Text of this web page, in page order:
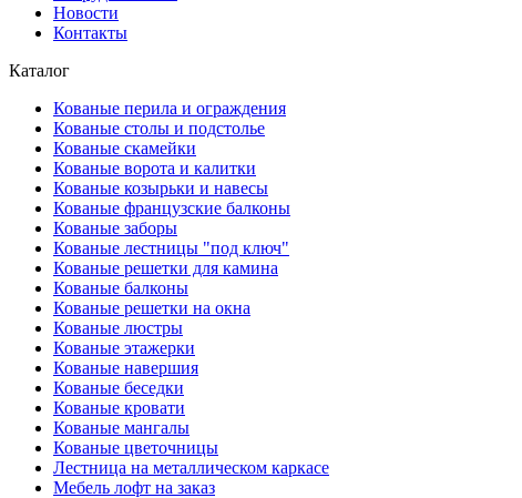
Новости
Контакты
Каталог
Кованые перила и ограждения
Кованые столы и подстолье
Кованые скамейки
Кованые ворота и калитки
Кованые козырьки и навесы
Кованые французские балконы
Кованые заборы
Кованые лестницы "под ключ"
Кованые решетки для камина
Кованые балконы
Кованые решетки на окна
Кованые люстры
Кованые этажерки
Кованые навершия
Кованые беседки
Кованые кровати
Кованые мангалы
Кованые цветочницы
Лестница на металлическом каркасе
Мебель лофт на заказ